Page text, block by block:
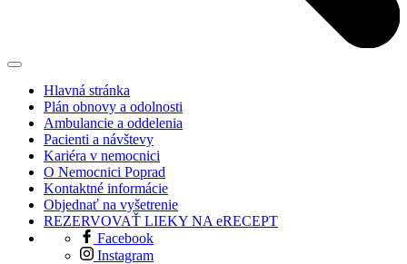
Hlavná stránka
Plán obnovy a odolnosti
Ambulancie a oddelenia
Pacienti a návštevy
Kariéra v nemocnici
O Nemocnici Poprad
Kontaktné informácie
Objednať na vyšetrenie
REZERVOVAŤ LIEKY NA eRECEPT
Facebook
Instagram